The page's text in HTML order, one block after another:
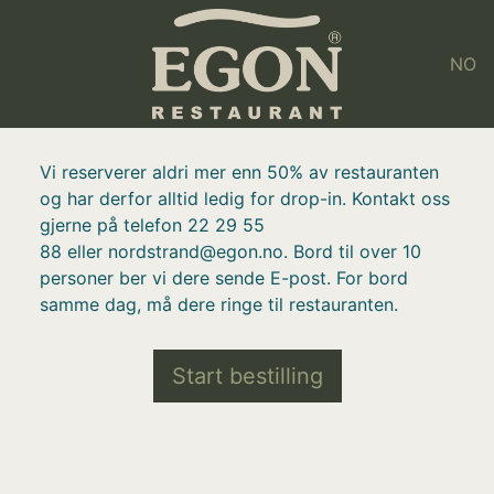
NO
Vi reserverer aldri mer enn 50% av restauranten
og har derfor alltid ledig for drop-in. Kontakt oss
gjerne på telefon 22 29 55
88 eller nordstrand@egon.no. Bord til over 10
personer ber vi dere sende E-post. For bord
samme dag, må dere ringe til restauranten.
Start bestilling